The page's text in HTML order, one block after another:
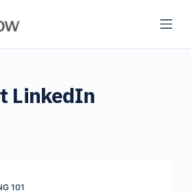
LinkedIn
101